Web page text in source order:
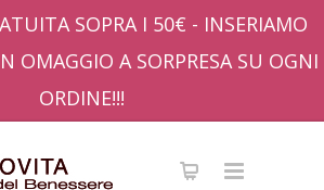
SOPRA I 50€ - INSERIAMO
OMAGGIO A SORPRESA SU OGNI
ORDINE!!!